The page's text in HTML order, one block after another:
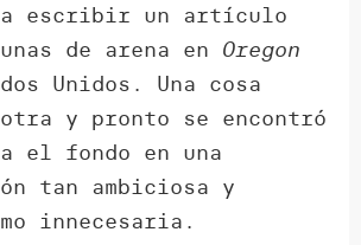
escribir un artículo
de arena en Oregon
Unidos. Una cosa
y pronto se encontró
el fondo en una
tan ambiciosa y
innecesaria.